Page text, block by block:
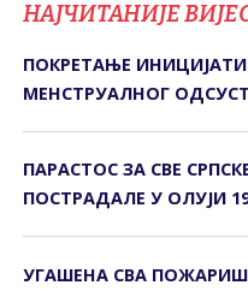
НАЈЧИТАНИЈЕ
ПОКРЕТАЊЕ
МЕНСТРУАЛНОГ
ПАРАСТОС ЗА СВЕ
ПОСТРАДАЛЕ У ОЛУЈИ
УГАШЕНА СВА